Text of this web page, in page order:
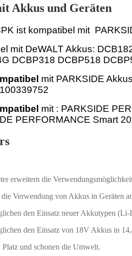
Akkus und Geräten
ist kompatibel mit
mit DeWALT Akkus:
DCBP318 DCBP518
mit PARKSIDE
mit : PARKSIDE
PERFORMANCE Smart
erweitern die
Verwendung von Akkus in Geräten
den Einsatz neuer Akkutypen
den Einsatz von 18V Akkus in
und schonen die Umwelt.